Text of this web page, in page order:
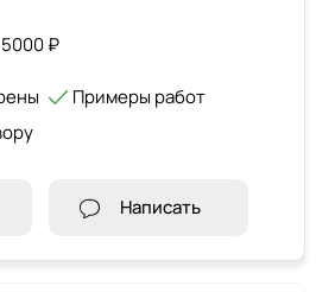
5000 ₽
Примеры работ
Написать